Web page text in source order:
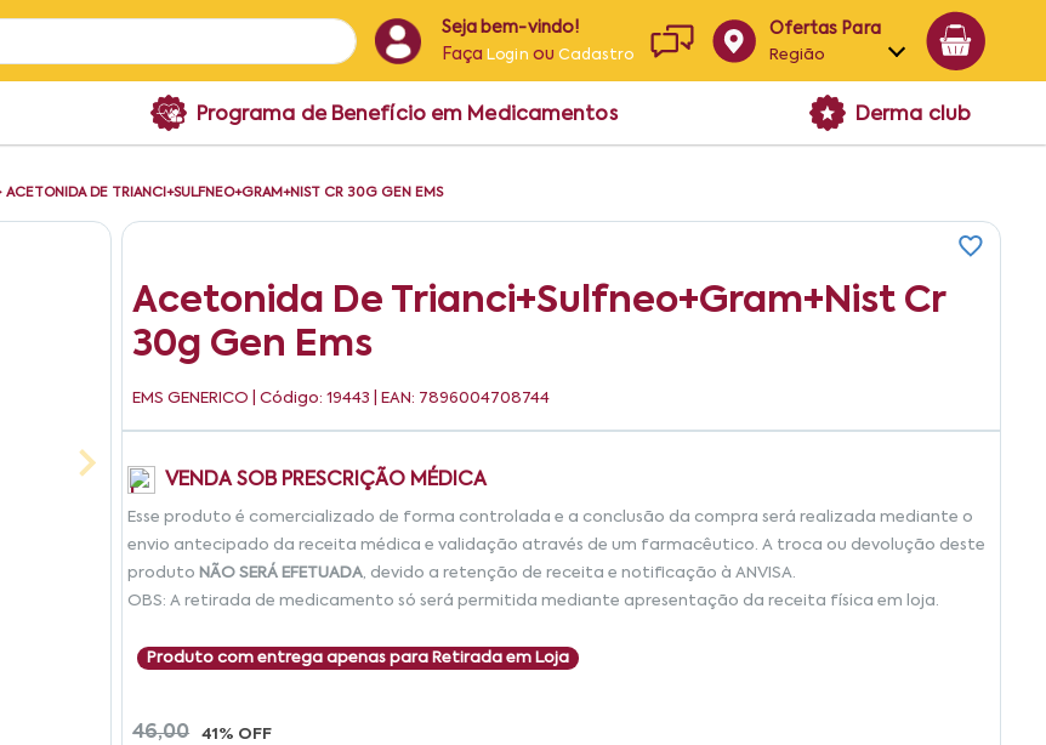
Seja bem-vindo!
Faça Login ouCadastro
Ofertas Para
Região
Alagoas
Programa de Benefício em Medicamentos Derma club
ACETONIDA DE TRIANCI+SULFNEO+GRAM+NIST CR 30G GEN EMS
Acetonida De Trianci+sulfneo+gram+nist Cr
30g Gen Ems
EMS GENERICO | Código: 19443 | EAN: 7896004708744
VENDA SOB PRESCRIÇÃO MÉDICA
Esse produto é comercializado de forma controlada e a conclusão da compra será realizada mediante o
envio antecipado da receita médica e validação através de um farmacêutico. A troca ou devolução deste
produto NÃO SERÁ EFETUADA, devido a retenção de receita e notificação à ANVISA.
OBS: A retirada de medicamento só será permitida mediante apresentação da receita física em loja.
Produto com entrega apenas para Retirada em Loja
46,00 41% OFF